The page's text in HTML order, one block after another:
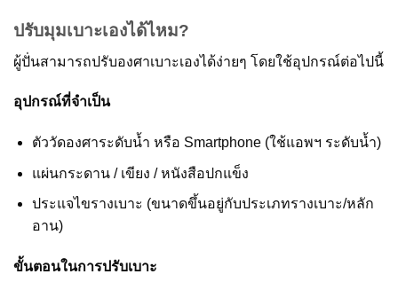
ปรับมุมเบาะเองได้ไหม?
ผู้ปั่นสามารถปรับองศาเบาะเองได้ง่ายๆ โดยใช้อุปกรณ์ต่อไปนี้
อุปกรณ์ที่จำเป็น
ตัววัดองศาระดับน้ำ หรือ Smartphone (ใช้แอพฯ ระดับน้ำ)
แผ่นกระดาน / เขียง / หนังสือปกแข็ง
ประแจไขรางเบาะ (ขนาดขึ้นอยู่กับประเภทรางเบาะ/หลัก
อาน)
ขั้นตอนในการปรับเบาะ